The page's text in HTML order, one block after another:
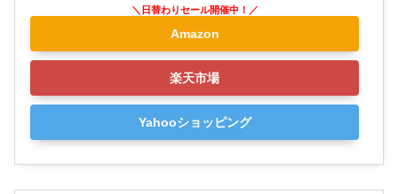
Amazon
楽天市場
Yahooショッピング